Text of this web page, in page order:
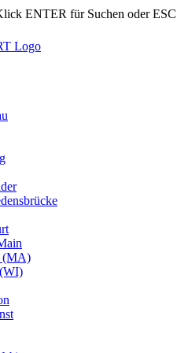
ENTER für Suchen oder ESC
(MA)